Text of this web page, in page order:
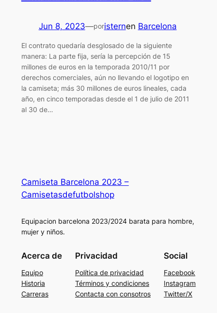
Jun 8, 2023—poristernen Barcelona
El contrato quedaría desglosado de la siguiente
manera: La parte fija, sería la percepción de 15
millones de euros en la temporada 2010/11 por
derechos comerciales, aún no llevando el logotipo en
la camiseta; más 30 millones de euros lineales, cada
año, en cinco temporadas desde el 1 de julio de 2011
al 30 de…
Camiseta Barcelona 2023 –
Camisetasdefutbolshop
Equipacion barcelona 2023/2024 barata para hombre,
mujer y niños.
Acerca de
Equipo
Historia
Carreras
Privacidad
Política de privacidad
Términos y condiciones
Contacta con consotros
Social
Facebook
Instagram
Twitter/X